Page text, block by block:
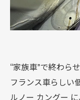
“家族車”で終わら
フランス車らしい
ルノー カングー に